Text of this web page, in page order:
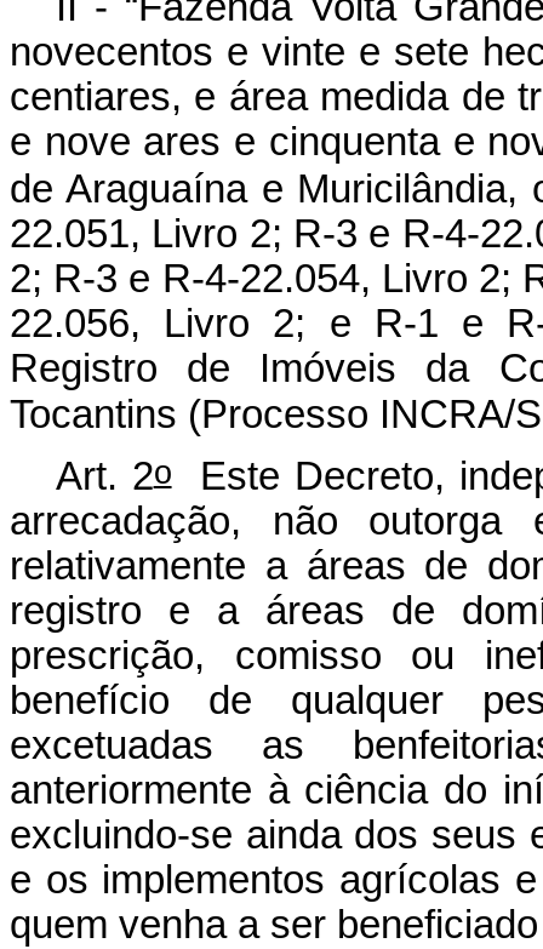
novecentos e vinte e sete
centiares, e área medida de
e nove ares e cinquenta e
de Araguaína e Muricilândia,
22.051, Livro 2; R-3 e R-4-
2; R-3 e R-4-22.054, Livro 2;
22.056, Livro 2; e R-1 e
Registro de Imóveis da
Tocantins (Processo INCRA/
Art. 2oEste Decreto,
arrecadação, não outorga
relativamente a áreas de
registro e a áreas de
prescrição, comisso ou
benefício de qualquer
excetuadas as
anteriormente à ciência do
excluindo-se ainda dos seus
e os implementos agrícolas
quem venha a ser